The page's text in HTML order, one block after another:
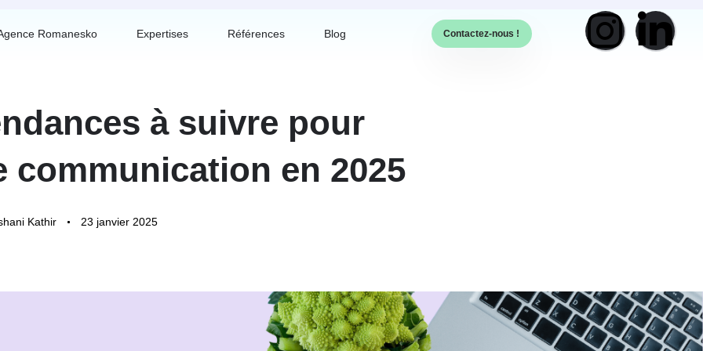
Romanesko Expertises Références Blog Contactez-nous !
à suivre pour
communication en 2025
Kathir 23 janvier 2025